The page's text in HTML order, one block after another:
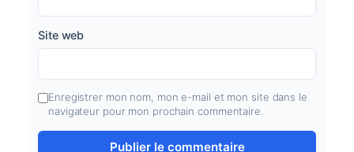
Site web
Enregistrer mon nom, mon e-mail et mon site dans le
navigateur pour mon prochain commentaire.